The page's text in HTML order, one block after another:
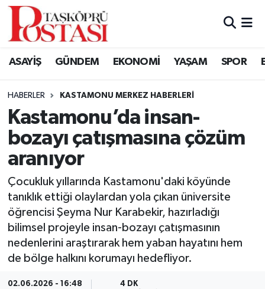
ASAYİŞ GÜNDEM EKONOMİ YAŞAM SPOR
HABERLER KASTAMONU MERKEZ HABERLERI
Kastamonu’da insan-
bozayı çatışmasına çözüm
aranıyor
Çocukluk yıllarında Kastamonu'daki köyünde
tanıklık ettiği olaylardan yola çıkan üniversite
öğrencisi Şeyma Nur Karabekir, hazırladığı
bilimsel projeyle insan-bozayı çatışmasının
nedenlerini araştırarak hem yaban hayatını hem
de bölge halkını korumayı hedefliyor.
02.06.2026 - 16:48 4 DK
Kastamonu Vefat Edenler
Araç Haberleri
Azdavay Haberleri
Bozkurt Haberleri
Çatalzeytin Haberleri
Cide Haberleri
Daday Haberleri